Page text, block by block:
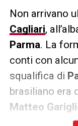
Non arrivano
Cagliari,
Parma. La
conti con
squalifica di
brasiliano era
Matteo
con i